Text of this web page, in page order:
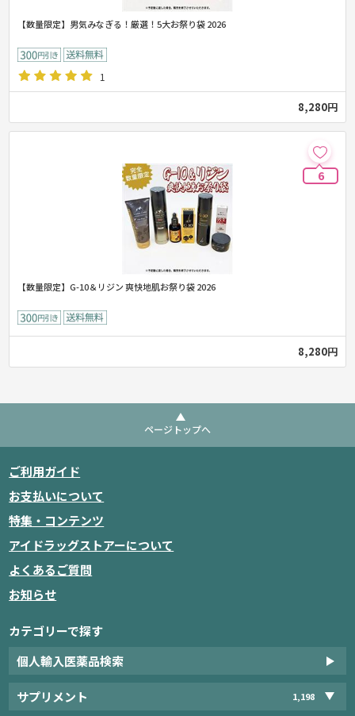
【数量限定】男気みなぎる！厳選！5大お祭り袋 2026
1
8,280円
6
【数量限定】G-10＆リジン 爽快地肌お祭り袋 2026
8,280円
ページトップへ
ご利用ガイド
お支払いについて
特集・コンテンツ
アイドラッグストアーについて
よくあるご質問
お知らせ
カテゴリーで探す
個人輸入医薬品検索
サプリメント 1,198